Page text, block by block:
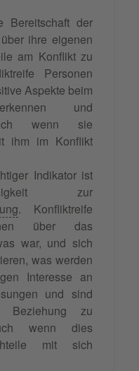
Bereitschaft der
ihre eigenen
am Konflikt zu
Personen
Aspekte beim
und
wenn sie
ihm im Konflikt
Indikator ist
zur
. Konfliktreife
über das
war, und sich
was werden
Interesse an
und sind
zu
wenn dies
mit sich